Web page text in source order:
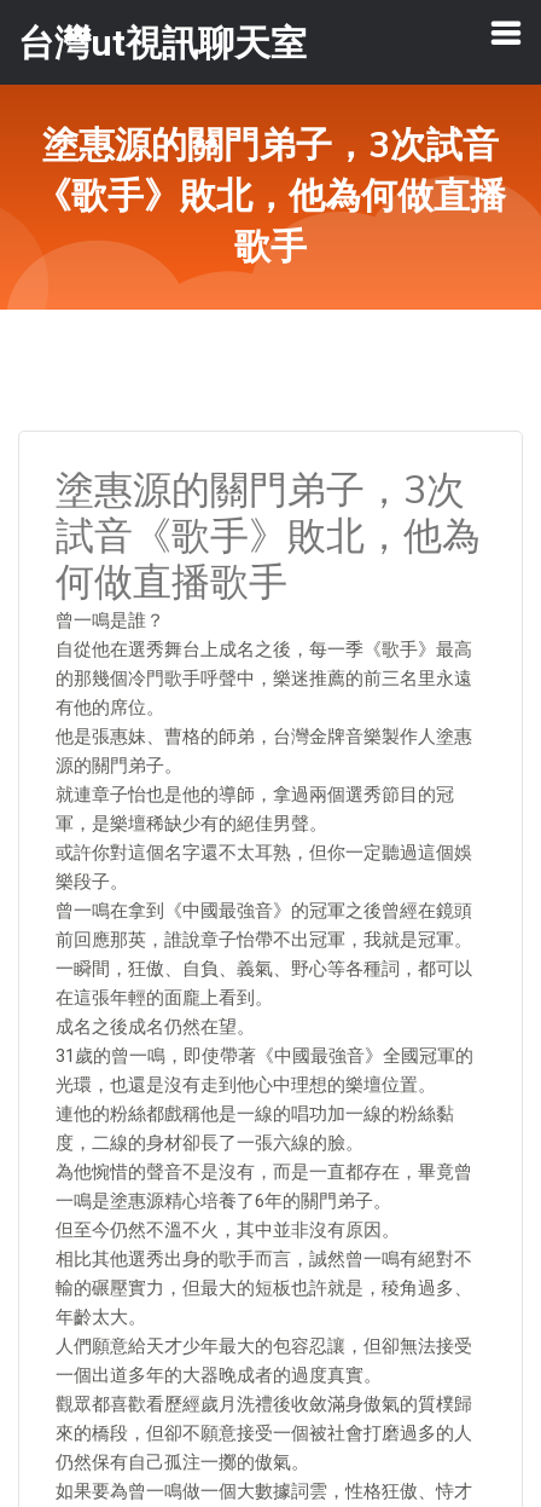
台灣ut視訊聊天室
塗惠源的關門弟子，3次試音
《歌手》敗北，他為何做直播
歌手
塗惠源的關門弟子，3次
試音《歌手》敗北，他為
何做直播歌手
曾一鳴是誰？
自從他在選秀舞台上成名之後，每一季《歌手》最高
的那幾個冷門歌手呼聲中，樂迷推薦的前三名里永遠
有他的席位。
他是張惠妹、曹格的師弟，台灣金牌音樂製作人塗惠
源的關門弟子。
就連章子怡也是他的導師，拿過兩個選秀節目的冠
軍，是樂壇稀缺少有的絕佳男聲。
或許你對這個名字還不太耳熟，但你一定聽過這個娛
樂段子。
曾一鳴在拿到《中國最強音》的冠軍之後曾經在鏡頭
前回應那英，誰說章子怡帶不出冠軍，我就是冠軍。
一瞬間，狂傲、自負、義氣、野心等各種詞，都可以
在這張年輕的面龐上看到。
成名之後成名仍然在望。
31歲的曾一鳴，即使帶著《中國最強音》全國冠軍的
光環，也還是沒有走到他心中理想的樂壇位置。
連他的粉絲都戲稱他是一線的唱功加一線的粉絲黏
度，二線的身材卻長了一張六線的臉。
為他惋惜的聲音不是沒有，而是一直都存在，畢竟曾
一鳴是塗惠源精心培養了6年的關門弟子。
但至今仍然不溫不火，其中並非沒有原因。
相比其他選秀出身的歌手而言，誠然曾一鳴有絕對不
輸的碾壓實力，但最大的短板也許就是，稜角過多、
年齡太大。
人們願意給天才少年最大的包容忍讓，但卻無法接受
一個出道多年的大器晚成者的過度真實。
觀眾都喜歡看歷經歲月洗禮後收斂滿身傲氣的質樸歸
來的橋段，但卻不願意接受一個被社會打磨過多的人
仍然保有自己孤注一擲的傲氣。
如果要為曾一鳴做一個大數據詞雲，性格狂傲、恃才